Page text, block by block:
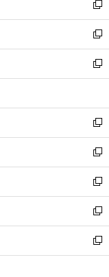
く
で
開
く
ド
ウ
で
開
く
ィ
ン
ド
ウ
で
開
い
ウ
ィ
ン
ド
ウ
開
く
新
し
い
ウ
ィ
ン
ウ
で
開
く
新
し
い
ウ
ン
ド
ウ
で
開
く
新
し
ウ
ィ
ン
ド
ウ
で
開
く
新
し
い
ウ
ィ
ン
ド
ウ
で
開
新
し
い
ウ
ィ
ン
ド
ウ
新
し
い
ウ
ィ
ン
新
し
い
ウ
新
し